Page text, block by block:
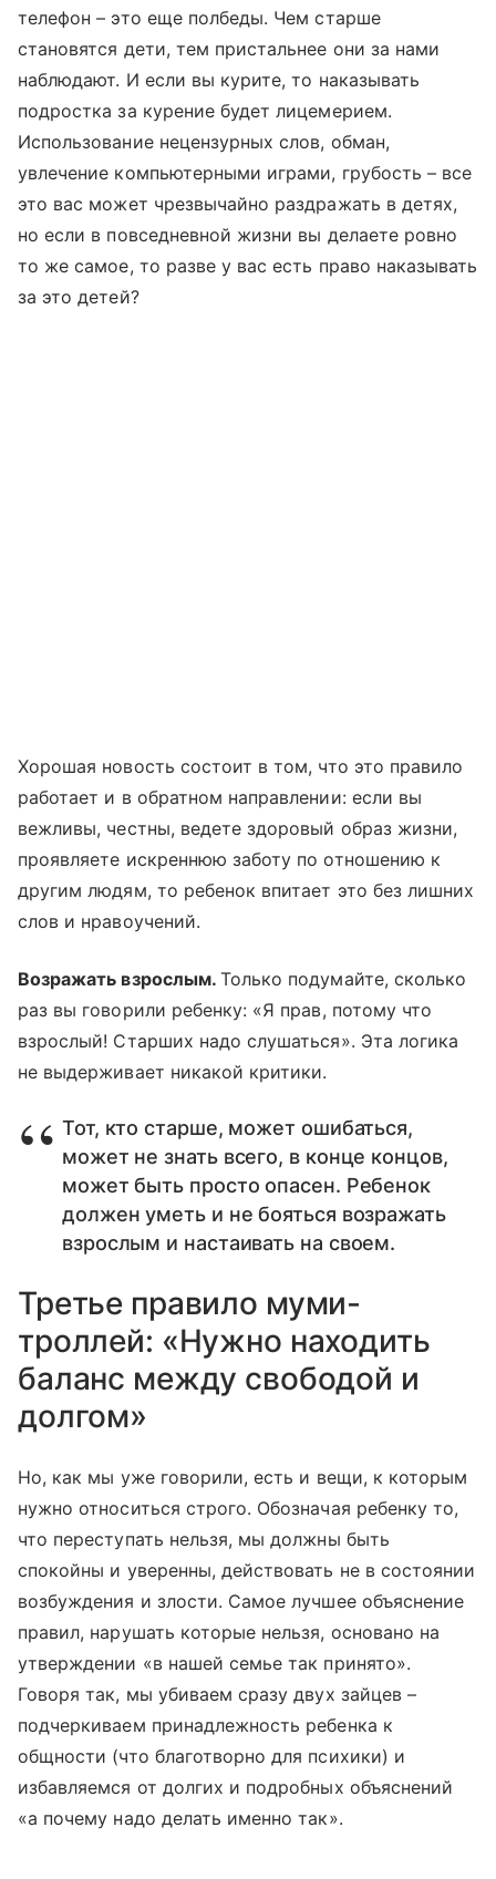
телефон – это еще полбеды. Чем старше
становятся дети, тем пристальнее они за нами
наблюдают. И если вы курите, то наказывать
подростка за курение будет лицемерием.
Использование нецензурных слов, обман,
увлечение компьютерными играми, грубость – все
это вас может чрезвычайно раздражать в детях,
но если в повседневной жизни вы делаете ровно
то же самое, то разве у вас есть право наказывать
за это детей?
Хорошая новость состоит в том, что это правило
работает и в обратном направлении: если вы
вежливы, честны, ведете здоровый образ жизни,
проявляете искреннюю заботу по отношению к
другим людям, то ребенок впитает это без лишних
слов и нравоучений.
Возражать взрослым. Только подумайте, сколько
раз вы говорили ребенку: «Я прав, потому что
взрослый! Старших надо слушаться». Эта логика
не выдерживает никакой критики.
Тот, кто старше, может ошибаться,
может не знать всего, в конце концов,
может быть просто опасен. Ребенок
должен уметь и не бояться возражать
взрослым и настаивать на своем.
Третье правило муми-
троллей: «Нужно находить
баланс между свободой и
долгом»
Но, как мы уже говорили, есть и вещи, к которым
нужно относиться строго. Обозначая ребенку то,
что переступать нельзя, мы должны быть
спокойны и уверенны, действовать не в состоянии
возбуждения и злости. Самое лучшее объяснение
правил, нарушать которые нельзя, основано на
утверждении «в нашей семье так принято».
Говоря так, мы убиваем сразу двух зайцев –
подчеркиваем принадлежность ребенка к
общности (что благотворно для психики) и
избавляемся от долгих и подробных объяснений
«а почему надо делать именно так».